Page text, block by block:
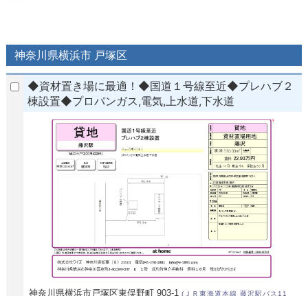
神奈川県横浜市 戸塚区
◆資材置き場に最適！◆国道１号線至近◆プレハブ２
棟設置◆プロパンガス,電気,上水道,下水道
神奈川県横浜市戸塚区東俣野町 903-1(ＪＲ東海道本線 藤沢駅バス11